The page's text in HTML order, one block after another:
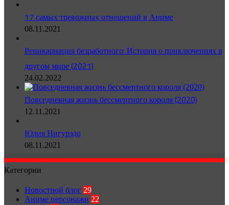
17 самых тревожных отношений в Аниме
08.11.2021
Реинкарнация безработного: История о приключениях в
другом мире (2021)
24.02.2022
Повседневная жизнь бессмертного короля (2020)
12.11.2021
Юлия Нигурэдо
08.11.2021
Категории
Новостной блог 29
Аниме персонажи 22